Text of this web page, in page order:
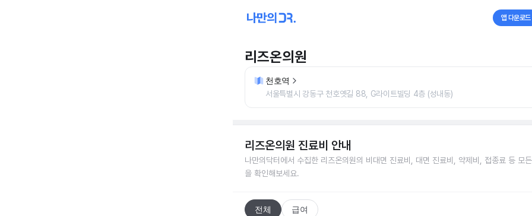
앱 다운로드
리즈온의원
천호역
서울특별시 강동구 천호옛길 88, G라이트빌딩 4층 (성내동)
리즈온의원 진료비 안내
나만의닥터에서 수집한 리즈온의원의 비대면 진료비, 대면 진료비, 약제비, 접종료 등 모
을 확인해보세요.
전체 급여